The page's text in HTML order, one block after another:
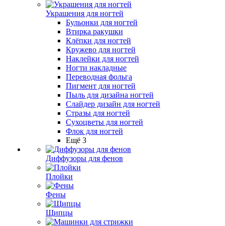
Украшения для ногтей
Бульонки для ногтей
Втирка ракушки
Клёпки для ногтей
Кружево для ногтей
Наклейки для ногтей
Ногти накладные
Переводная фольга
Пигмент для ногтей
Пыль для дизайна ногтей
Слайдер дизайн для ногтей
Стразы для ногтей
Сухоцветы для ногтей
Флок для ногтей
Ещё 3
Диффузоры для фенов
Плойки
Фены
Щипцы